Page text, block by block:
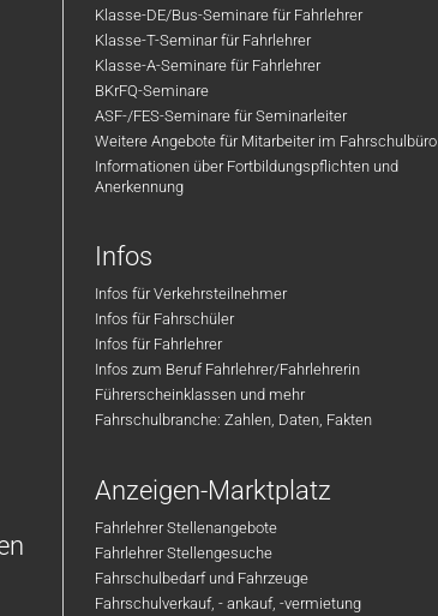
Klasse-DE/Bus-Seminare für Fahrlehrer
Klasse-T-Seminar für Fahrlehrer
Klasse-A-Seminare für Fahrlehrer
BKrFQ-Seminare
ASF-/FES-Seminare für Seminarleiter
Weitere Angebote für Mitarbeiter im Fahrschulbüro
Informationen über Fortbildungspflichten und
Anerkennung
Infos
Infos für Verkehrsteilnehmer
Infos für Fahrschüler
Infos für Fahrlehrer
Infos zum Beruf Fahrlehrer/Fahrlehrerin
Führerscheinklassen und mehr
Fahrschulbranche: Zahlen, Daten, Fakten
Anzeigen-Marktplatz
Fahrlehrer Stellenangebote
Fahrlehrer Stellengesuche
Fahrschulbedarf und Fahrzeuge
Fahrschulverkauf, - ankauf, -vermietung